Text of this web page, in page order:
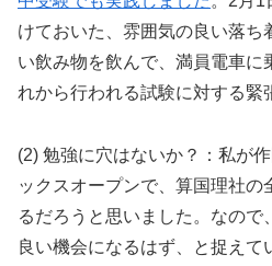
けておいた、雰囲気の良い落ち
い飲み物を飲んで、満員電車に
れから行われる試験に対する緊
(2) 勉強に穴はないか？：私が
ックスオープンで、算国理社の
るだろうと思いました。なので
良い機会になるはず、と捉え